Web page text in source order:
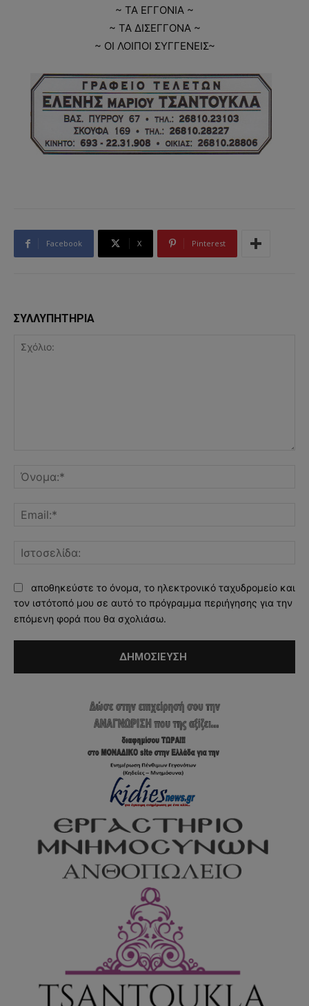
~ ΤΑ ΕΓΓΟΝΙΑ ~
~ ΤΑ ΔΙΣΕΓΓΟΝΑ ~
~ ΟΙ ΛΟΙΠΟΙ ΣΥΓΓΕΝΕΙΣ~
Facebook X Pinterest
ΣΥΛΛΥΠΗΤΗΡΙΑ
αποθηκεύστε το όνομα, το ηλεκτρονικό ταχυδρομείο και
τον ιστότοπό μου σε αυτό το πρόγραμμα περιήγησης για την
επόμενη φορά που θα σχολιάσω.